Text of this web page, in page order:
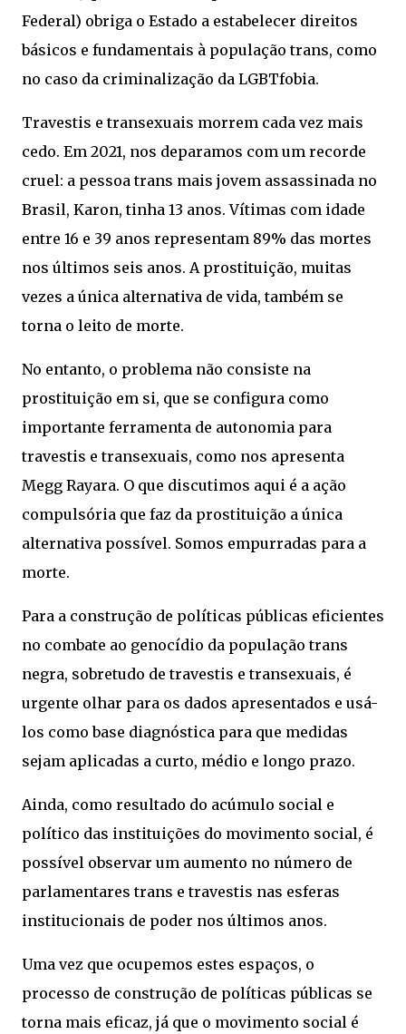
Federal) obriga o Estado a estabelecer direitos
básicos e fundamentais à população trans, como
no caso da criminalização da LGBTfobia.
Travestis e transexuais morrem cada vez mais
cedo. Em 2021, nos deparamos com um recorde
cruel: a pessoa trans mais jovem assassinada no
Brasil, Karon, tinha 13 anos. Vítimas com idade
entre 16 e 39 anos representam 89% das mortes
nos últimos seis anos. A prostituição, muitas
vezes a única alternativa de vida, também se
torna o leito de morte.
No entanto, o problema não consiste na
prostituição em si, que se configura como
importante ferramenta de autonomia para
travestis e transexuais, como nos apresenta
Megg Rayara. O que discutimos aqui é a ação
compulsória que faz da prostituição a única
alternativa possível. Somos empurradas para a
morte.
Para a construção de políticas públicas eficientes
no combate ao genocídio da população trans
negra, sobretudo de travestis e transexuais, é
urgente olhar para os dados apresentados e usá-
los como base diagnóstica para que medidas
sejam aplicadas a curto, médio e longo prazo.
Ainda, como resultado do acúmulo social e
político das instituições do movimento social, é
possível observar um aumento no número de
parlamentares trans e travestis nas esferas
institucionais de poder nos últimos anos.
Uma vez que ocupemos estes espaços, o
processo de construção de políticas públicas se
torna mais eficaz, já que o movimento social é